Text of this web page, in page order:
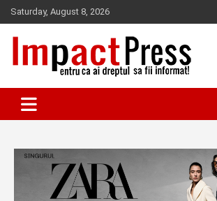
Skip
to
content
Saturday, August 8, 2026
IMPACTPRESS